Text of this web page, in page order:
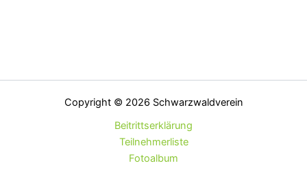
Copyright © 2026 Schwarzwaldverein
Beitrittserklärung
Teilnehmerliste
Fotoalbum